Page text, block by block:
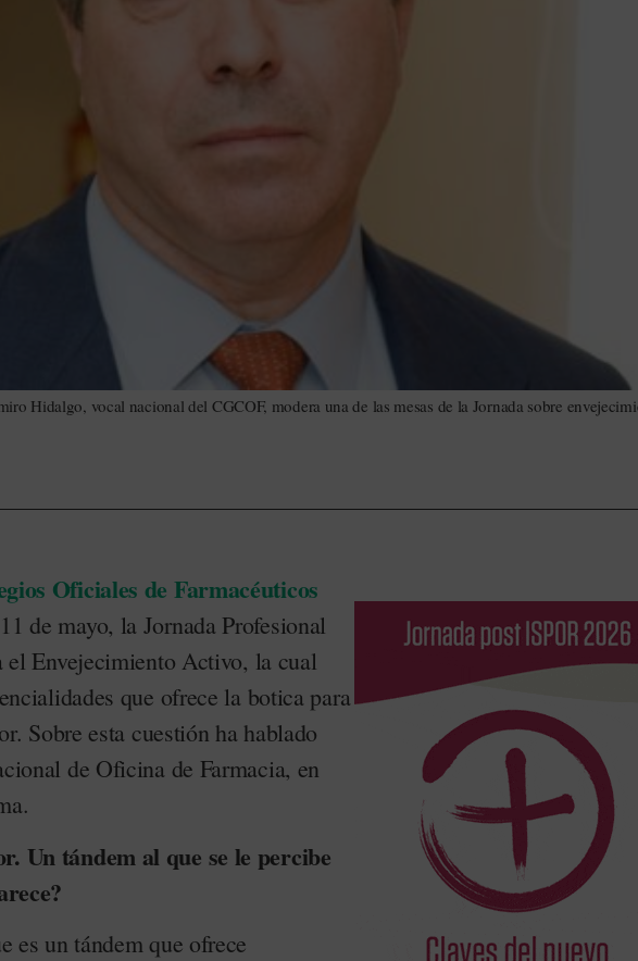
Hidalgo, vocal nacional del CGCOF, modera una de las mesas de la Jornada sobre
Oficiales de Farmacéuticos
de mayo, la Jornada Profesional
el Envejecimiento Activo, la cual
que ofrece la botica para
Sobre esta cuestión ha hablado
de Oficina de Farmacia, en
Un tándem al que se le percibe
es un tándem que ofrece